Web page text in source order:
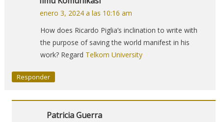
enero 3, 2024 a las 10:16 am
How does Ricardo Piglia’s inclination to write with
the purpose of saving the world manifest in his
work? Regard Telkom University
Responder
Patricia Guerra